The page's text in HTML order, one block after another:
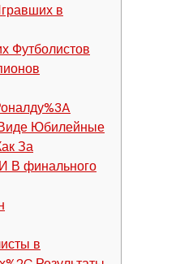
в
Футболистов
Юбилейные
За
В финального
в